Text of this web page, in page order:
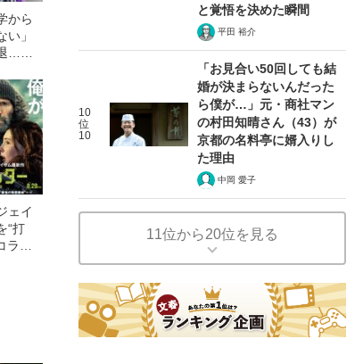
から
」
…」
ェイ
“打
ラ
と覚悟を決めた瞬間
平田 裕介
10
位
10
「お見合い50回しても結
婚が決まらないんだった
ら僕が…」元・商社マン
の村田知晴さん（43）が
京都の名料亭に婿入りし
た理由
中岡 愛子
11位から20位を見る